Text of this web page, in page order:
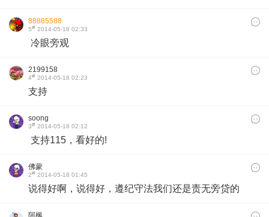
88885588
5# 2014-05-18 02:33
​ 冷眼旁观
2199158
4# 2014-05-18 02:23
支持
soong
3# 2014-05-18 02:12
支持115，看好的!
佛蒙
2# 2014-05-18 01:45
说得好啊，说得好，遵纪守法我们还是责无旁贷的
阿枫